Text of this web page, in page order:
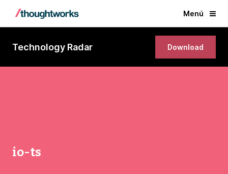
Menú
Technology Radar Download
io-ts